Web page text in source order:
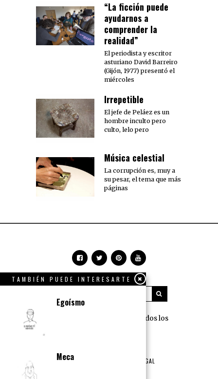
“La ficción puede
ayudarnos a
comprender la
realidad”
El periodista y escritor
asturiano David Barreiro
(Gijón, 1977) presentó el
miércoles
Irrepetible
El jefe de Peláez es un
hombre inculto pero
culto, lelo pero
Música celestial
La corrupción es, muy a
su pesar, el tema que más
páginas
360 Grados Press © 2018 Todos los
TÉRMINOS DE USO Y AVISO LEGAL
TAMBIÉN PUEDE INTERESARTE
Egoísmo
Meca